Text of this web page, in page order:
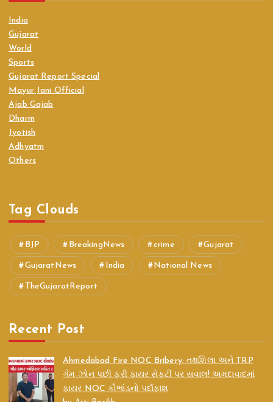
India
Gujarat
World
Sports
Gujarat Report Special
Mayur Jani Official
Ajab Gajab
Dharm
Jyotish
Adhyatm
Others
Tag Clouds
BJP BreakingNews crime Gujarat
GujaratNews India National News
TheGujaratReport
Recent Post
Ahmedabad Fire NOC Bribery: તક્ષશિલા અને TRP
ગેમ ઝોન પછી ફરી ફાયર સેફ્ટી પર સવાલ! અમદાવાદમાં
ફાયર NOC કૌભાંડનો પર્દાફાશ